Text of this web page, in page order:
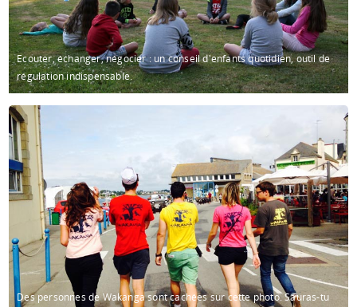
Ecouter, échanger, négocier : un conseil d'enfants quotidien, outil de
régulation indispensable.
Des personnes de Wakanga sont cachées sur cette photo. Sauras-tu